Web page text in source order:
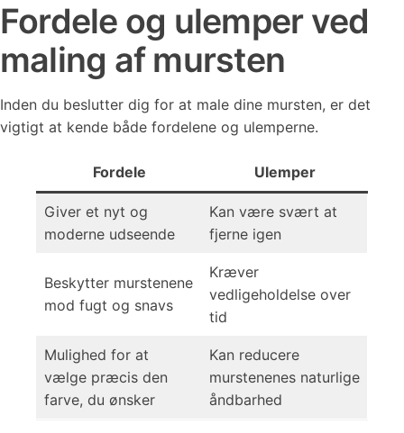
Fordele og ulemper ved
maling af mursten
Inden du beslutter dig for at male dine mursten, er det
vigtigt at kende både fordelene og ulemperne.
Fordele Ulemper
Giver et nyt og
moderne udseende
Kan være svært at
fjerne igen
Beskytter murstenene
mod fugt og snavs
Kræver
vedligeholdelse over
tid
Mulighed for at
vælge præcis den
farve, du ønsker
Kan reducere
murstenenes naturlige
åndbarhed